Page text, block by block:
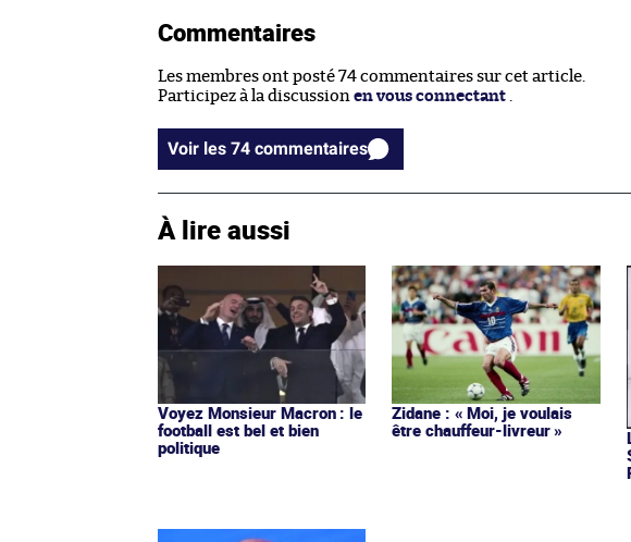
Commentaires
Les membres ont posté 74 commentaires sur cet article.
Participez à la discussion en vous connectant
Voir les 74 commentaires
À lire aussi
Voyez Monsieur Macron : le
football est bel et bien
politique
Zidane : « Moi, je voulais
être chauffeur-livreur »